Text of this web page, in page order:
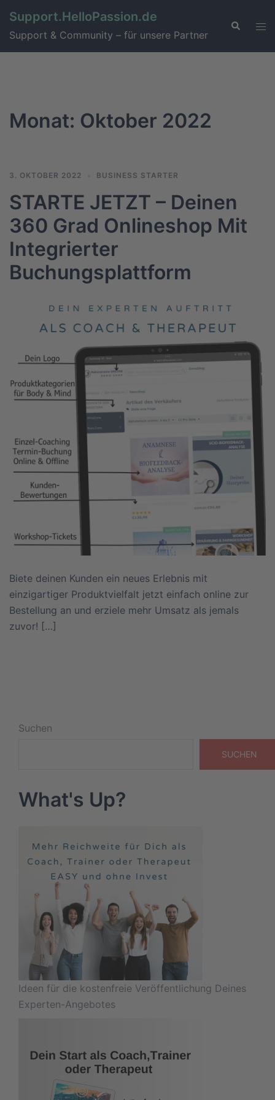
Support.HelloPassion.de
Support & Community – für unsere Partner
Monat: Oktober 2022
3. OKTOBER 2022 BUSINESS STARTER
STARTE JETZT – Deinen
360 Grad Onlineshop Mit
Integrierter
Buchungsplattform
Biete deinen Kunden ein neues Erlebnis mit
einzigartiger Produktvielfalt jetzt einfach online zur
Bestellung an und erziele mehr Umsatz als jemals
zuvor! […]
Suchen
SUCHEN
What's Up?
Ideen für die kostenfreie Veröffentlichung Deines
Experten-Angebotes